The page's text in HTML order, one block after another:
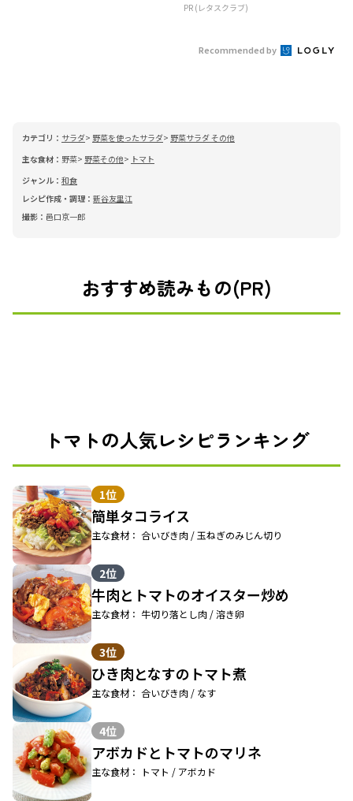
PR (レタスクラブ)
Recommended by
カテゴリ： サラダ 野菜を使ったサラダ
野菜サラダ その他
主な食材： 野菜 野菜その他
トマト
ジャンル： 和食
レシピ作成・調理： 新谷友里江
撮影： 邑口京一郎
おすすめ読みもの(PR)
トマトの人気レシピランキング
1位
簡単タコライス
主な食材： 合いびき肉 / 玉ねぎのみじん切り
2位
牛肉とトマトのオイスター炒め
主な食材： 牛切り落とし肉 / 溶き卵
3位
ひき肉となすのトマト煮
主な食材： 合いびき肉 / なす
4位
アボカドとトマトのマリネ
主な食材： トマト / アボカド